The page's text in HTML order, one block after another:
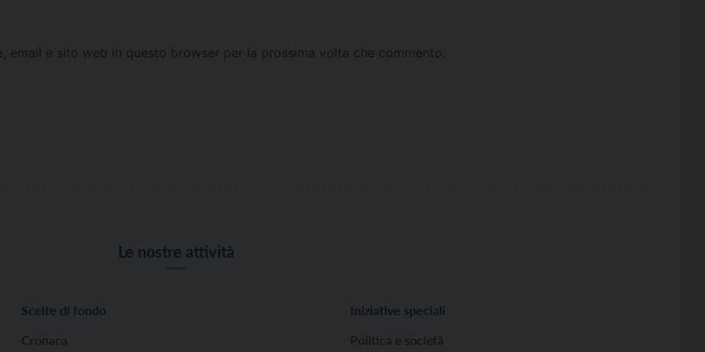
email e sito web in questo browser per la prossima volta che commento.
Le nostre attività
Scelte di fondo
Cronaca
Iniziative speciali
Politica e società